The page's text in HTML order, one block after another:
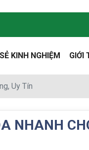
KINH NGHIỆM GIỚI
Uy Tín
NHANH